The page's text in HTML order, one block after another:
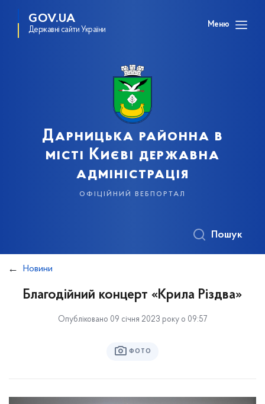
GOV.UA
Державні сайти України
Меню
Дарницька районна в
місті Києві державна
адміністрація
офіційний вебпортал
Пошук
Новини
Благодійний концерт «Крила Різдва»
Опубліковано 09 січня 2023 року о 09:57
ФОТО